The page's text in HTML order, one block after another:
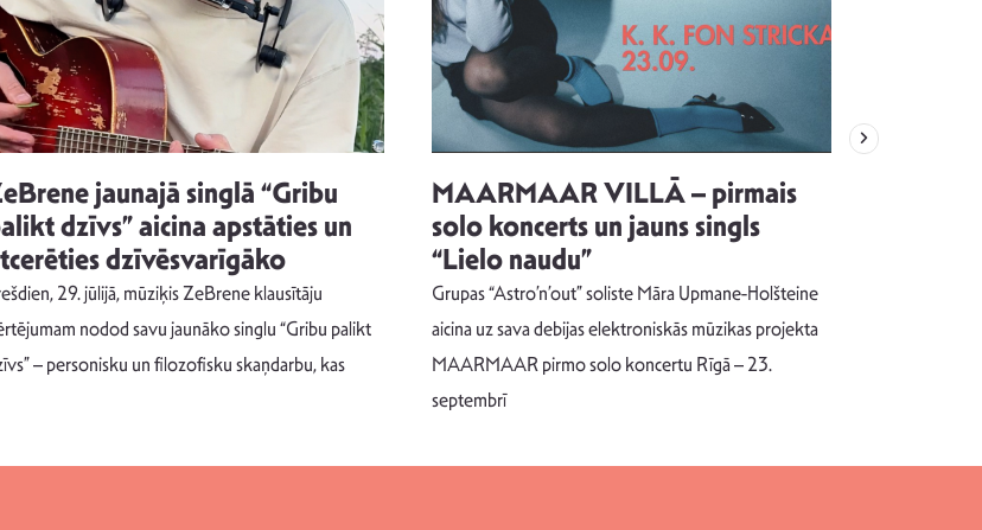
jaunajā singlā “Gribu
dzīvs” aicina apstāties un
dzīvēsvarīgāko
29. jūlijā, mūziķis ZeBrene klausītāju
nodod savu jaunāko singlu “Gribu palikt
– personisku un filozofisku skaņdarbu, kas
MAARMAAR VILLĀ – pirmais
solo koncerts un jauns singls
“Lielo naudu”
Grupas “Astro’n’out” soliste Māra Upmane-Holšteine
aicina uz sava debijas elektroniskās mūzikas projekta
MAARMAAR pirmo solo koncertu Rīgā – 23.
septembrī